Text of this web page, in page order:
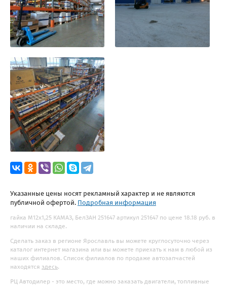
Указанные цены носят рекламный характер и не являются
публичной офертой. Подробная информация
гайка М12х1,25 КАМАЗ, БелЗАН 251647 артикул 251647 по цене 18.18 руб. в
наличии на складе.
Сделать заказ в регионе Ярославль вы можете круглосуточно через
каталог интернет магазина или вы можете приехать к нам в любой из
наших филиалов. Список филиалов по продаже автозапчастей
находятся здесь.
РЦ Автодилер - это место, где можно заказать двигатели, топливные